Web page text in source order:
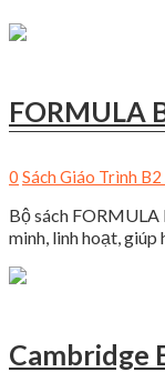
FORMULA
0 Sách Giáo Trình B2
Bộ sách
minh, linh hoạt, giúp
Cambridge